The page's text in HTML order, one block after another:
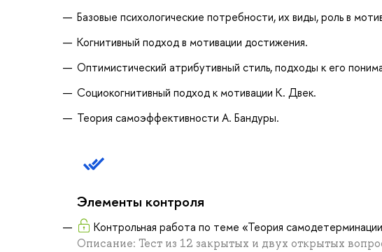
Базовые психологические потребности, их виды, роль в
Когнитивный подход в мотивации достижения.
Оптимистический атрибутивный стиль, подходы к его
Социокогнитивный подход к мотивации К. Двек.
Теория самоэффективности А. Бандуры.
Элементы контроля
Контрольная работа по теме «Теория
Описание: Тест из 12 закрытых и двух открытых